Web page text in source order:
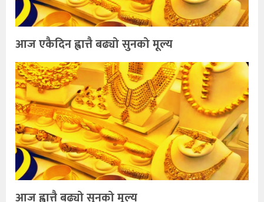
आज एकैदिन ह्वात्तै बढ्यो सुनको मूल्य